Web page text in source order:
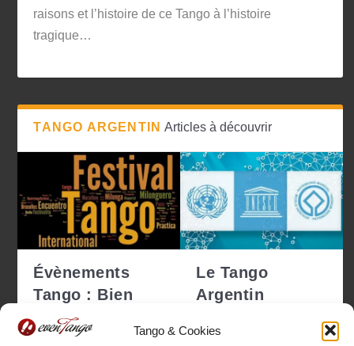
Tango & Cookies
raisons et l’histoire de ce Tango à l’histoire
tragique…
TANGO ARGENTIN Articles à découvrir
Évènements
Tango : Bien
choisir pour ne
pas se tro...
Le Tango
Argentin
Patrimoine